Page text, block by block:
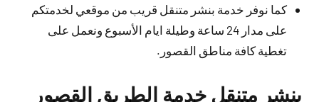
كما نوفر خدمة بنشر متنقل قريب من موقعي لخدمتكم
على مدار 24 ساعة وطيلة ايام الأسبوع ونعمل على
تغطية كافة مناطق القصور.
بنشر متنقل خدمة الطريق القصور